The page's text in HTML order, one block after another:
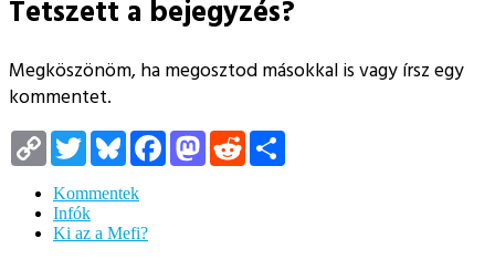
Tetszett a bejegyzés?
Megköszönöm, ha megosztod másokkal is vagy írsz egy
kommentet.
Copy
Link
TwitterBlueskyFacebookMastodon
Reddit
Kommentek
Infók
Ki az a Mefi?